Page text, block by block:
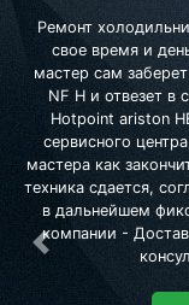
Ремонт
свое время и
мастер сам
NF H и отвезет в
Hotpoint ariston
сервисного
мастера как
техника сдается,
в дальнейшем
компании -
Предыдущая